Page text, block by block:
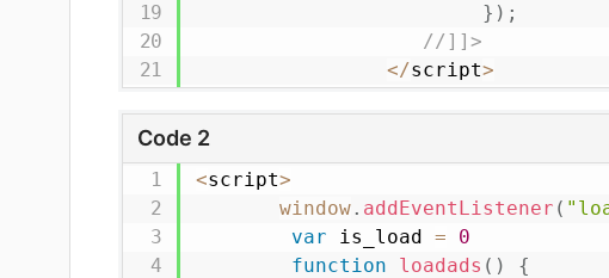
} ) ;
//]]>
</script>
Code 2
<script>
window. addEventListener (
var is_load =
0
function
loadads ( )
{